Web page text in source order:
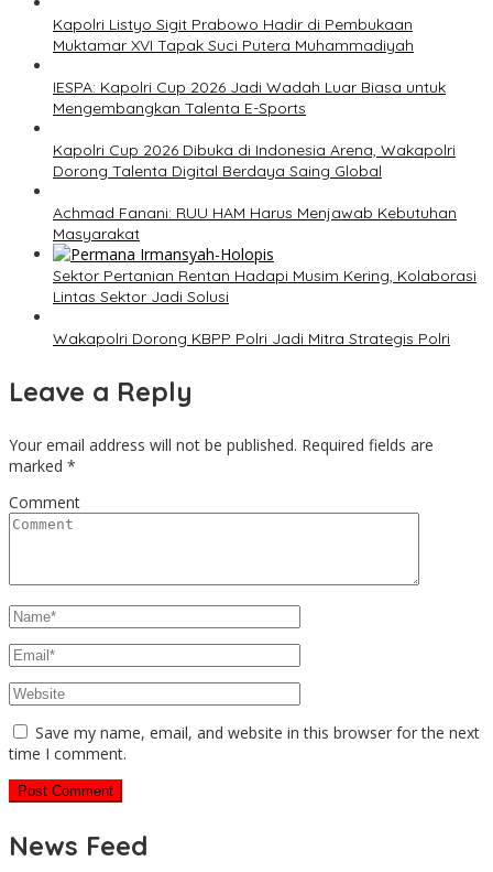
Kapolri Listyo Sigit Prabowo Hadir di Pembukaan
Muktamar XVI Tapak Suci Putera Muhammadiyah
IESPA: Kapolri Cup 2026 Jadi Wadah Luar Biasa untuk
Mengembangkan Talenta E-Sports
Kapolri Cup 2026 Dibuka di Indonesia Arena, Wakapolri
Dorong Talenta Digital Berdaya Saing Global
Achmad Fanani: RUU HAM Harus Menjawab Kebutuhan
Masyarakat
Sektor Pertanian Rentan Hadapi Musim Kering, Kolaborasi
Lintas Sektor Jadi Solusi
Wakapolri Dorong KBPP Polri Jadi Mitra Strategis Polri
Leave a Reply
Your email address will not be published. Required fields are
marked *
Comment
Save my name, email, and website in this browser for the next
time I comment.
News Feed